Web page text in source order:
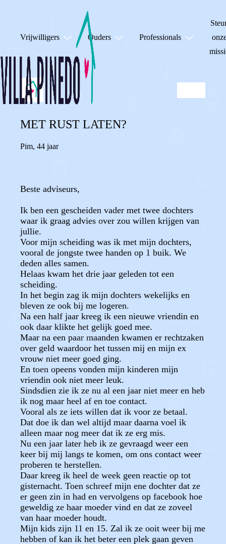
Vrijwilligers Ouders Professionals
MET RUST LATEN?
Pim, 44 jaar
Beste adviseurs,
Ik ben een gescheiden vader met twee dochters
waar ik graag advies over zou willen krijgen van
jullie.
Voor mijn scheiding was ik met mijn dochters,
vooral de jongste twee handen op 1 buik. We
deden alles samen.
Helaas kwam het drie jaar geleden tot een
scheiding.
In het begin zag ik mijn dochters wekelijks en
bleven ze ook bij me logeren.
Na een half jaar kreeg ik een nieuwe vriendin en
ook daar klikte het gelijk goed mee.
Maar na een paar maanden kwamen er rechtzaken
over geld waardoor het tussen mij en mijn ex
vrouw niet meer goed ging.
En toen opeens vonden mijn kinderen mijn
vriendin ook niet meer leuk.
Sindsdien zie ik ze nu al een jaar niet meer en heb
ik nog maar heel af en toe contact.
Vooral als ze iets willen dat ik voor ze betaal.
Dat doe ik dan wel altijd maar daarna voel ik
alleen maar nog meer dat ik ze erg mis.
Nu een jaar later heb ik ze gevraagd weer een
keer bij mij langs te komen, om ons contact weer
proberen te herstellen.
Daar kreeg ik heel de week geen reactie op tot
gisternacht. Toen schreef mijn ene dochter dat ze
er geen zin in had en vervolgens op facebook hoe
geweldig ze haar moeder vind en dat ze zoveel
van haar moeder houdt.
Mijn kids zijn 11 en 15. Zal ik ze ooit weer bij me
hebben of kan ik het beter een plek gaan geven